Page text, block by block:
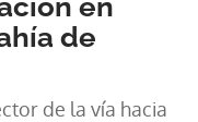
en
de
de la vía hacia